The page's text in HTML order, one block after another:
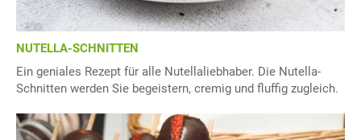
NUTELLA-SCHNITTEN
Ein geniales Rezept für alle Nutellaliebhaber. Die Nutella-
Schnitten werden Sie begeistern, cremig und fluffig zugleich.